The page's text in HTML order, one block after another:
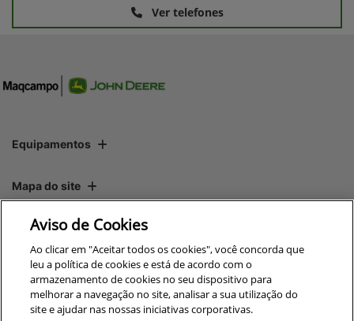
Ver telefones
Equipamentos
Mapa do site
Política de privacidade
CNPJ: 00.970.771/0004-54
Aviso de Cookies
Ao clicar em "Aceitar todos os cookies", você concorda que
leu a política de cookies e está de acordo com o
armazenamento de cookies no seu dispositivo para
melhorar a navegação no site, analisar a sua utilização do
site e ajudar nas nossas iniciativas corporativas.